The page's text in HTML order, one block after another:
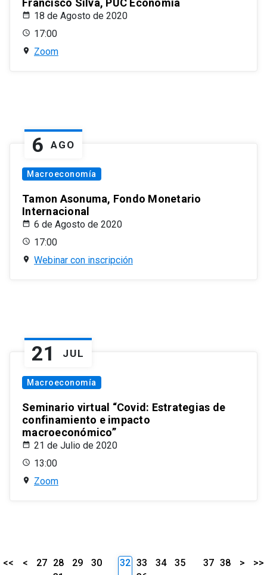
Francisco Silva, PUC Economía
18 de Agosto de 2020
17:00
Zoom
6 AGO
Macroeconomía
Tamon Asonuma, Fondo Monetario
Internacional
6 de Agosto de 2020
17:00
Webinar con inscripción
21 JUL
Macroeconomía
Seminario virtual “Covid: Estrategias de
confinamiento e impacto
macroeconómico”
21 de Julio de 2020
13:00
Zoom
<< < 27 28 29
30
32 33 34
35
37 38 > >>